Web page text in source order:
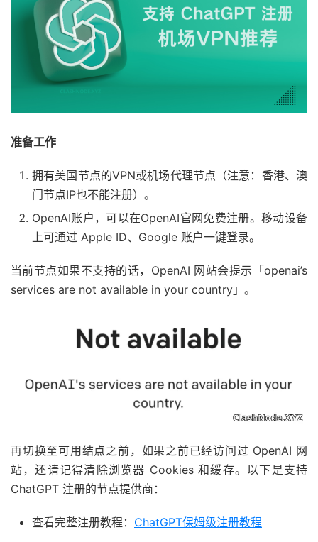
准备工作
拥有美国节点的VPN或机场代理节点（注意：香港、澳
门节点IP也不能注册）。
OpenAI账户，可以在OpenAI官网免费注册。移动设备
上可通过 Apple ID、Google 账户一键登录。
当前节点如果不支持的话，OpenAI 网站会提示「openai’s
services are not available in your country」。
再切换至可用结点之前，如果之前已经访问过 OpenAI 网
站，还请记得清除浏览器 Cookies 和缓存。以下是支持
ChatGPT 注册的节点提供商：
查看完整注册教程： ChatGPT保姆级注册教程